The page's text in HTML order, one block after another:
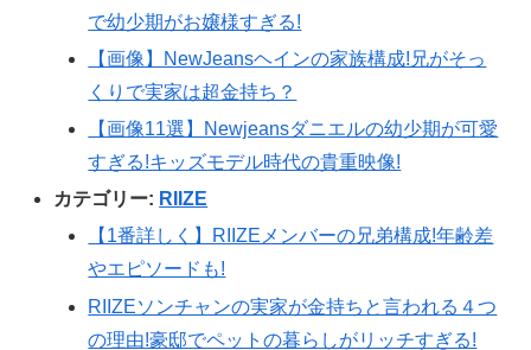
で幼少期がお嬢様すぎる!
【画像】NewJeansヘインの家族構成!兄がそっ
くりで実家は超金持ち？
【画像11選】Newjeansダニエルの幼少期が可愛
すぎる!キッズモデル時代の貴重映像!
カテゴリー: RIIZE
【1番詳しく】RIIZEメンバーの兄弟構成!年齢差
やエピソードも!
RIIZEソンチャンの実家が金持ちと言われる４つ
の理由!豪邸でペットの暮らしがリッチすぎる!